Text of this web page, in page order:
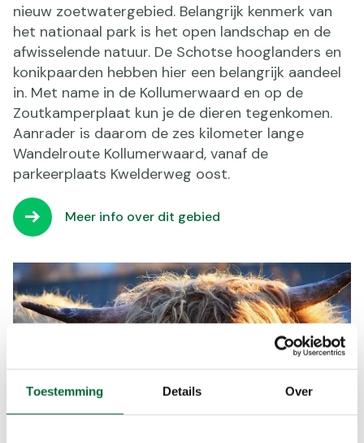
Toestemming Details Over
nieuw zoetwatergebied. Belangrijk kenmerk van
het nationaal park is het open landschap en de
afwisselende natuur. De Schotse hooglanders en
konikpaarden hebben hier een belangrijk aandeel
in. Met name in de Kollumerwaard en op de
Zoutkamperplaat kun je de dieren tegenkomen.
Aanrader is daarom de zes kilometer lange
Wandelroute Kollumerwaard, vanaf de
parkeerplaats Kwelderweg oost.
Meer info over dit gebied